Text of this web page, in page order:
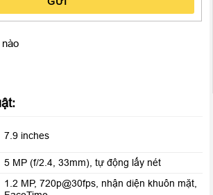
khẩu độ f/2.4 iPad Mini 2 đảm bảo mang
ảnh cực tốt ở mọi khung hình đến những
7.9 inches
5 MP (f/2.4, 33mm), tự động lấy nét
1.2 MP, 720p@30fps, nhận diện khuôn mặt,